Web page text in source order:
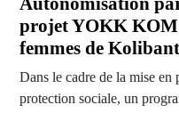
projet YOKK KOM
femmes de
Dans le cadre de la mise en
protection sociale, un